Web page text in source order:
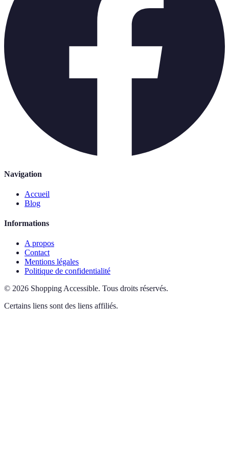
Navigation
Accueil
Blog
Informations
A propos
Contact
Mentions légales
Politique de confidentialité
© 2026 Shopping Accessible. Tous droits réservés.
Certains liens sont des liens affiliés.